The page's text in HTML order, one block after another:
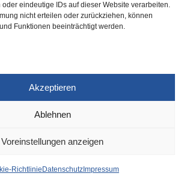
eindeutige IDs auf dieser Website verarbeiten.
nicht erteilen oder zurückziehen, können
Funktionen beeinträchtigt werden.
Akzeptieren
Ablehnen
Voreinstellungen anzeigen
Richtlinie Datenschutz Impressum
DATENSCHUTZ COOKIE-RICHTLINIE (EU)